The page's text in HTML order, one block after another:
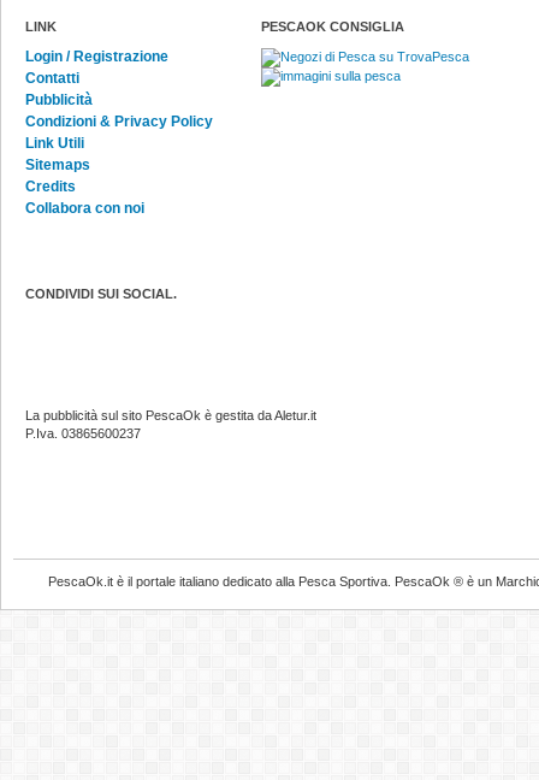
LINK
Login / Registrazione
Contatti
Pubblicità
Condizioni & Privacy Policy
Link Utili
Sitemaps
Credits
Collabora con noi
PESCAOK CONSIGLIA
CONDIVIDI SUI SOCIAL.
La pubblicità sul sito PescaOk è gestita da Aletur.it
P.Iva. 03865600237
PescaOk.it è il portale italiano dedicato alla Pesca Sportiva. PescaOk ® è un